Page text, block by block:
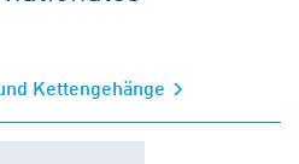
Kettengehänge